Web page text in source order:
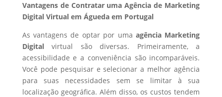
Vantagens de Contratar uma Agência de Marketing
Digital Virtual em Águeda em Portugal
As vantagens de optar por uma agência Marketing
Digitalvirtual são diversas. Primeiramente, a
acessibilidade e a conveniência são incomparáveis.
Você pode pesquisar e selecionar a melhor agência
para suas necessidades sem se limitar à sua
localização geográfica. Além disso, os custos tendem